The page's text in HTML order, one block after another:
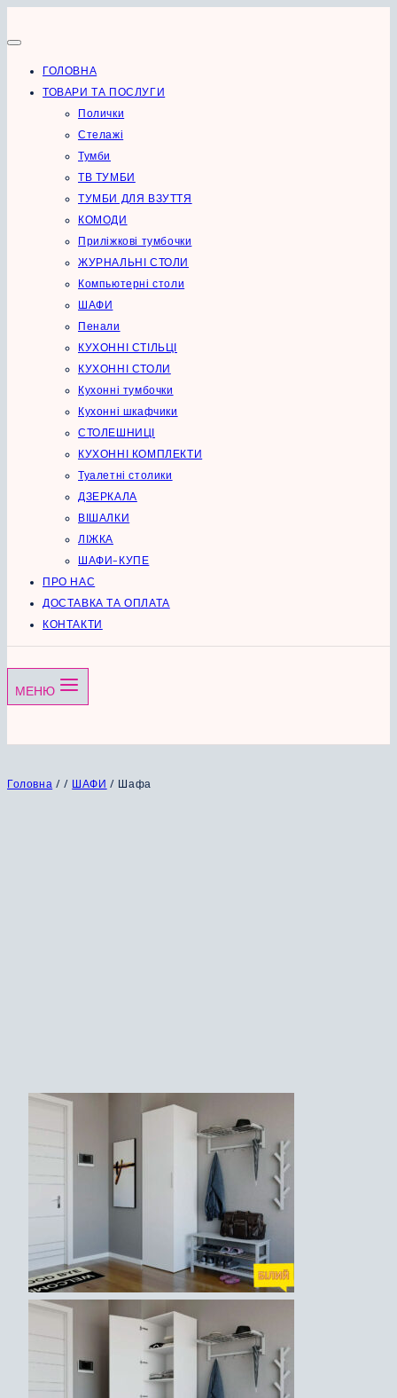
до
ГОЛОВНА
ТОВАРИ ТА ПОСЛУГИ
Полички
Стелажі
Тумби
ТВ ТУМБИ
ТУМБИ ДЛЯ ВЗУТТЯ
КОМОДИ
Приліжкові тумбочки
ЖУРНАЛЬНІ СТОЛИ
Компьютерні столи
ШАФИ
Пенали
КУХОННІ СТІЛЬЦІ
КУХОННІ СТОЛИ
Кухонні тумбочки
Кухонні шкафчики
СТОЛЕШНИЦІ
КУХОННІ КОМПЛЕКТИ
Туалетні столики
ДЗЕРКАЛА
ВІШАЛКИ
ЛІЖКА
ШАФИ-КУПЕ
ПРО НАС
ДОСТАВКА ТА ОПЛАТА
КОНТАКТИ
МЕНЮ
Головна / / ШАФИ / Шафа